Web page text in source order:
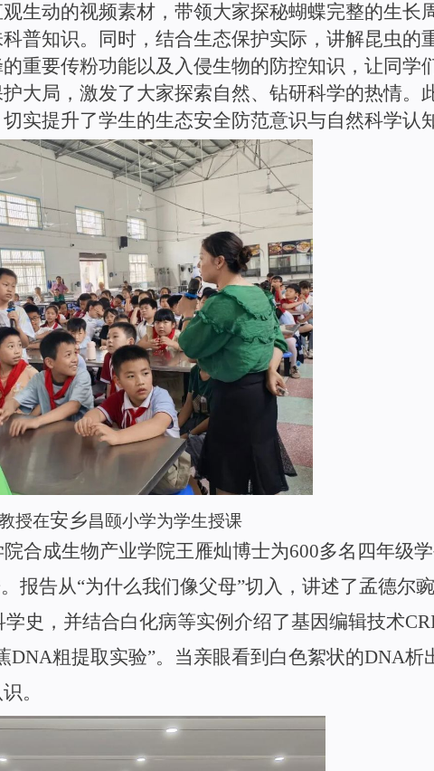
生动的视频素材，带领大家探秘蝴蝶完整的生长
普知识。同时，结合生态保护实际，讲解昆虫的
重要传粉功能以及入侵生物的防控知识，让同学
大局，激发了大家探索自然、钻研科学的热情。
实提升了学生的生态安全防范意识与自然科学认
授在安乡昌颐小学为学生授课
合成生物产业学院王雁灿博士为600多名四年级
报告从“为什么我们像父母”切入，讲述了孟德尔
史，并结合白化病等实例介绍了基因编辑技术
DNA粗提取实验”。当亲眼看到白色絮状的DNA析
。